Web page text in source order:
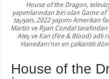
Meksika Depremi
Meksika Depremleri
Kanser Önleyici Yaşam Rehberi
Türkiye Neden Sık Deprem
House of the Dragon,
yapımlarından biri olan Game
taşıyan, 2022 yapımı Amerikan
Martin ve Ryan Condal
Ateş ve Kan (Fire & Blood) adlı
Hanedanı'nın en çalkantılı
House of the